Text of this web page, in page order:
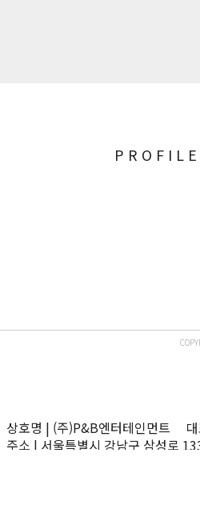
PROFILE
상호명 | (주)P&B엔터테인먼트
주소 | 서울특별시 강남구 삼성로